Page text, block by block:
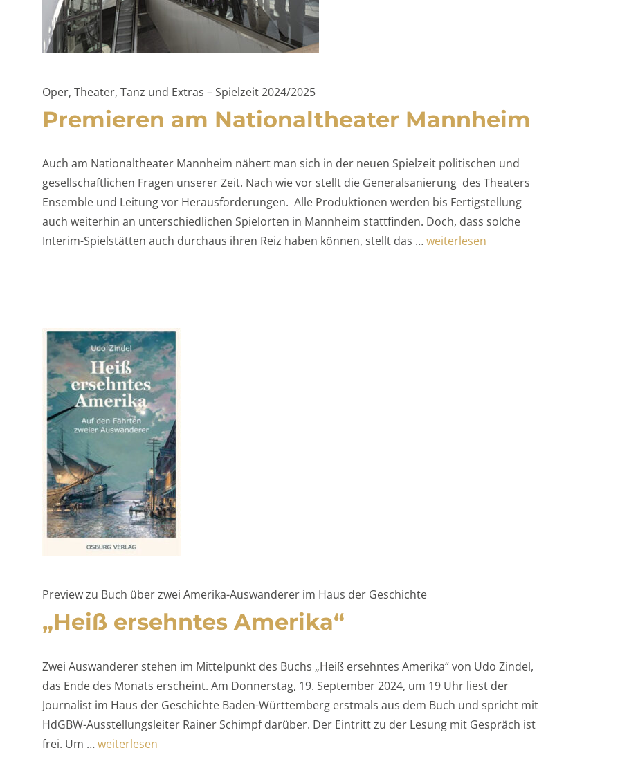
Oper, Theater, Tanz und Extras – Spielzeit 2024/2025
Premieren am Nationaltheater Mannheim
Auch am Nationaltheater Mannheim nähert man sich in der neuen Spielzeit politischen und
gesellschaftlichen Fragen unserer Zeit. Nach wie vor stellt die Generalsanierung des Theaters
Ensemble und Leitung vor Herausforderungen. Alle Produktionen werden bis Fertigstellung
auch weiterhin an unterschiedlichen Spielorten in Mannheim stattfinden. Doch, dass solche
Interim-Spielstätten auch durchaus ihren Reiz haben können, stellt das …„Premieren am Nationaltheater
weiterlesen
Preview zu Buch über zwei Amerika-Auswanderer im Haus der Geschichte
„Heiß ersehntes Amerika“
Zwei Auswanderer stehen im Mittelpunkt des Buchs „Heiß ersehntes Amerika“ von Udo Zindel,
das Ende des Monats erscheint. Am Donnerstag, 19. September 2024, um 19 Uhr liest der
Journalist im Haus der Geschichte Baden-Württemberg erstmals aus dem Buch und spricht mit
HdGBW-Ausstellungsleiter Rainer Schimpf darüber. Der Eintritt zu der Lesung mit Gespräch ist
frei. Um …„„Heiß ersehntes Amerika““
weiterlesen